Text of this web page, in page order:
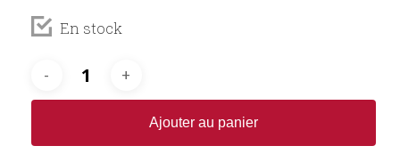
En stock
Ajouter au panier